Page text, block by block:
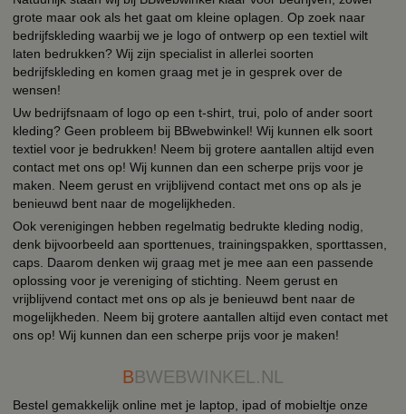
grote maar ook als het gaat om kleine oplagen. Op zoek naar
bedrijfskleding waarbij we je logo of ontwerp op een textiel wilt
laten bedrukken? Wij zijn specialist in allerlei soorten
bedrijfskleding en komen graag met je in gesprek over de
wensen!
Uw bedrijfsnaam of logo op een t-shirt, trui, polo of ander soort
kleding? Geen probleem bij BBwebwinkel! Wij kunnen elk soort
textiel voor je bedrukken! Neem bij grotere aantallen altijd even
contact met ons op! Wij kunnen dan een scherpe prijs voor je
maken. Neem gerust en vrijblijvend contact met ons op als je
benieuwd bent naar de mogelijkheden.
Ook verenigingen hebben regelmatig bedrukte kleding nodig,
denk bijvoorbeeld aan sporttenues, trainingspakken, sporttassen,
caps. Daarom denken wij graag met je mee aan een passende
oplossing voor je vereniging of stichting. Neem gerust en
vrijblijvend contact met ons op als je benieuwd bent naar de
mogelijkheden. Neem bij grotere aantallen altijd even contact met
ons op! Wij kunnen dan een scherpe prijs voor je maken!
BBWEBWINKEL.NL
Bestel gemakkelijk online met je laptop, ipad of mobieltje onze